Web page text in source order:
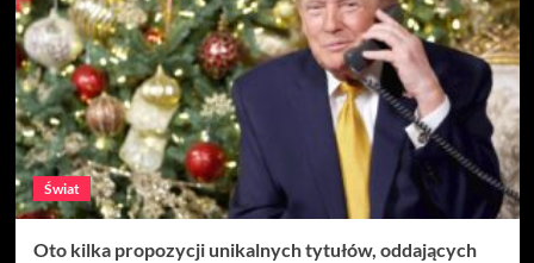
Świat
Oto kilka propozycji unikalnych tytułów, oddających